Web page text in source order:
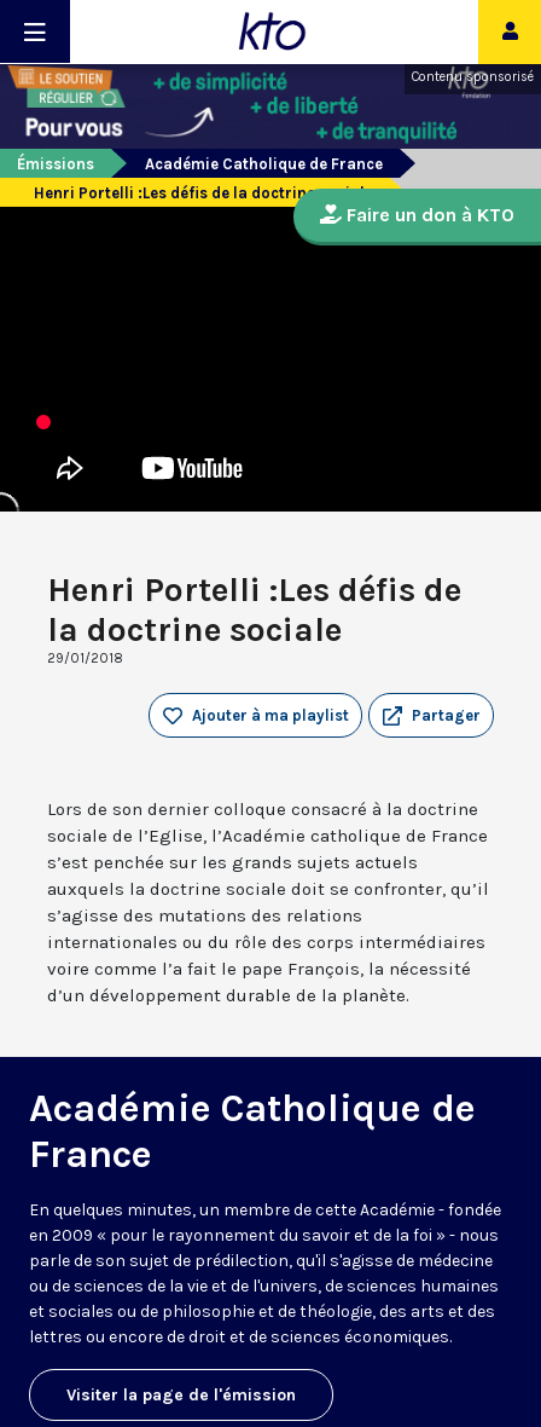
Contenu sponsorisé
Émissions
Académie Catholique de France
Henri Portelli :Les défis de la doctrine sociale
Henri Portelli :Les défis de
la doctrine sociale
29/01/2018
Partager
Ajouter à ma playlist
Lors de son dernier colloque consacré à la doctrine
sociale de l’Eglise, l’Académie catholique de France
s’est penchée sur les grands sujets actuels
auxquels la doctrine sociale doit se confronter, qu’il
s’agisse des mutations des relations
internationales ou du rôle des corps intermédiaires
voire comme l’a fait le pape François, la nécessité
d’un développement durable de la planète.
Académie Catholique de
France
En quelques minutes, un membre de cette Académie - fondée
en 2009 « pour le rayonnement du savoir et de la foi » - nous
parle de son sujet de prédilection, qu'il s'agisse de médecine
ou de sciences de la vie et de l'univers, de sciences humaines
et sociales ou de philosophie et de théologie, des arts et des
lettres ou encore de droit et de sciences économiques.
Visiter la page de l'émission
Faire un don à KTO